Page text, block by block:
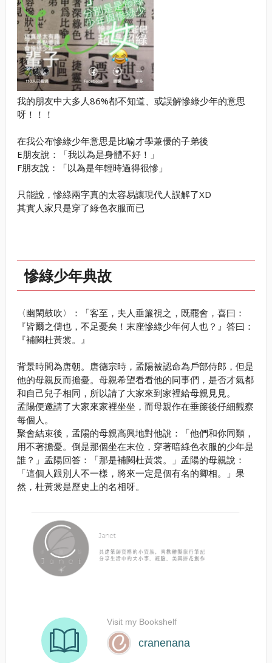
我的朋友中大多人86%都不知道、或誤解慘綠少年的意思
呀！！！
在我公布慘綠少年意思是比喻才學兼優的子弟後
E朋友說：「我以為是身體不好！」
F朋友說：「以為是年輕時過得很慘」
只能說，慘綠兩字真的太容易讓現代人誤解了XD
其實人家只是穿了綠色衣服而已
慘綠少年典故
〈幽閑鼓吹〉：「客至，夫人垂簾視之，既罷會，喜曰：
『皆爾之儔也，不足憂矣！末座慘綠少年何人也？』答曰：
『補闕杜黃裳。』
背景時間為唐朝。唐德宗時，孟陽被認命為戶部侍郎，但是
他的母親反而擔憂。母親希望看看他的同事們，是否才氣都
和自己兒子相同，所以請了大家來到家裡給母親見見。
孟陽便邀請了大家來家裡坐坐，而母親作在垂簾後仔細觀察
每個人。
聚會結束後，孟陽的母親高興地對他說：「他們和你同類，
用不著擔憂。倒是那個坐在末位，穿著暗綠色衣服的少年是
誰？」孟陽回答：「那是補闕杜黃裳。」孟陽的母親說：
「這個人跟別人不一樣，將來一定是個有名的卿相。」果
然，杜黃裳是歷史上的名相呀。